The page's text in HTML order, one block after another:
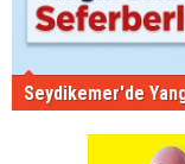
Seydikemer'de